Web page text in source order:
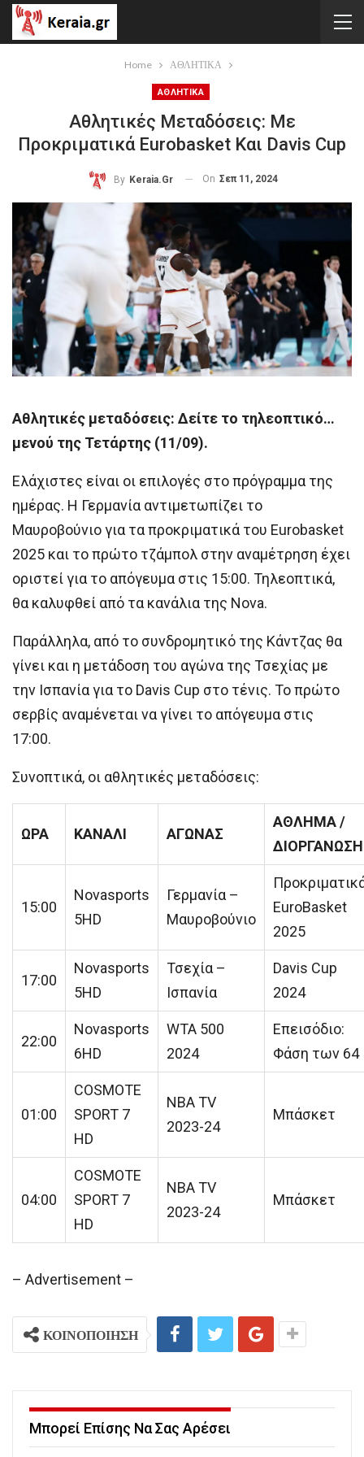
Home ΑΘΛΗΤΙΚΑ
ΑΘΛΗΤΙΚΑ
Αθλητικές Μεταδόσεις: Με
Προκριματικά Eurobasket Και Davis Cup
By Keraia.gr On Σεπ 11, 2024
Αθλητικές μεταδόσεις: Δείτε το τηλεοπτικό…
μενού της Τετάρτης (11/09).
Ελάχιστες είναι οι επιλογές στο πρόγραμμα της
ημέρας. Η Γερμανία αντιμετωπίζει το
Μαυροβούνιο για τα προκριματικά του Eurobasket
2025 και το πρώτο τζάμπολ στην αναμέτρηση έχει
οριστεί για το απόγευμα στις 15:00. Τηλεοπτικά,
θα καλυφθεί από τα κανάλια της Nova.
Παράλληλα, από το συνδρομητικό της Κάντζας θα
γίνει και η μετάδοση του αγώνα της Τσεχίας με
την Ισπανία για το Davis Cup στο τένις. Το πρώτο
σερβίς αναμένεται να γίνει το απόγευμα στις
17:00.
Συνοπτικά, οι αθλητικές μεταδόσεις:
ΩΡΑ ΚΑΝΑΛΙ ΑΓΩΝΑΣ
ΑΘΛΗΜΑ /
ΔΙΟΡΓΑΝΩΣΗ
15:00
Novasports
5HD
Γερμανία –
Μαυροβούνιο
EuroBasket
2025
17:00
Novasports
5HD
Τσεχία –
Ισπανία
Davis Cup
2024
22:00
Novasports
6HD
WTA 500
2024
Επεισόδιο:
Φάση των 64
01:00
COSMOTE
SPORT 7
HD
NBA TV
2023-24
Μπάσκετ
04:00
COSMOTE
SPORT 7
HD
NBA TV
2023-24
Μπάσκετ
– Advertisement –
ΚΟΙΝΟΠΟΙΗΣΗ
Μπορεί Επίσης Να Σας Αρέσει